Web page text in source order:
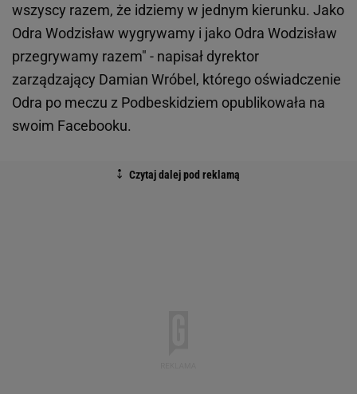
wszyscy razem, że idziemy w jednym kierunku. Jako
Odra Wodzisław wygrywamy i jako Odra Wodzisław
przegrywamy razem" - napisał dyrektor
zarządzający Damian Wróbel, którego oświadczenie
Odra po meczu z Podbeskidziem opublikowała na
swoim Facebooku.